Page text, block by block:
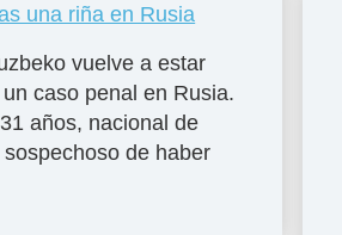
una riña en Rusia
vuelve a estar
caso penal en Rusia.
años, nacional de
de haber